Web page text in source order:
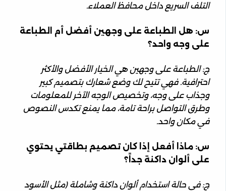
التلف السريع داخل محافظ العملاء.
س: هل الطباعة على وجهين أفضل أم الطباعة
على وجه واحد؟
ج: الطباعة على وجهين هي الخيار الأفضل والأكثر
احترافية. فهي تتيح لك وضع شعارك بتصميم كبير
وجذاب على وجه، وتخصيص الوجه الآخر للمعلومات
وطرق التواصل براحة تامة، مما يمنع تكدس النصوص
في مكان واحد.
س: ماذا أفعل إذا كان تصميم بطاقتي يحتوي
على ألوان داكنة جداً؟
ج: في حالة استخدام ألوان داكنة وشاملة (مثل الأسود